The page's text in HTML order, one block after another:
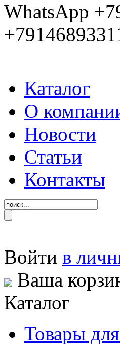
WhatsApp
Каталог
О
Новости
Статьи
Контакты
Войти в
Ваша
Каталог
Товары